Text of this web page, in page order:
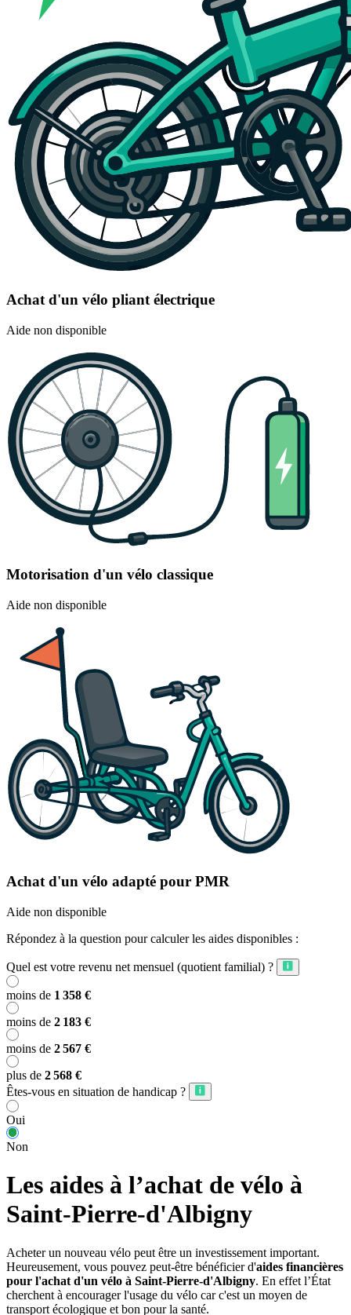
Achat d'un vélo pliant électrique
Aide non disponible
Motorisation d'un vélo classique
Aide non disponible
Achat d'un vélo adapté pour PMR
Aide non disponible
Répondez à la question pour calculer les aides disponibles :
Quel est votre revenu net mensuel (quotient familial) ?
moins de 1 358 €
moins de 2 183 €
moins de 2 567 €
plus de 2 568 €
Êtes-vous en situation de handicap ?
Oui
Non
Les aides à l’achat de vélo à
Saint-Pierre-d'Albigny
Acheter un nouveau vélo peut être un investissement important.
Heureusement, vous pouvez peut-être bénéficier d'aides financières
pour l'achat d'un vélo à Saint-Pierre-d'Albigny. En effet l’État
cherchent à encourager l'usage du vélo car c'est un moyen de
transport écologique et bon pour la santé.